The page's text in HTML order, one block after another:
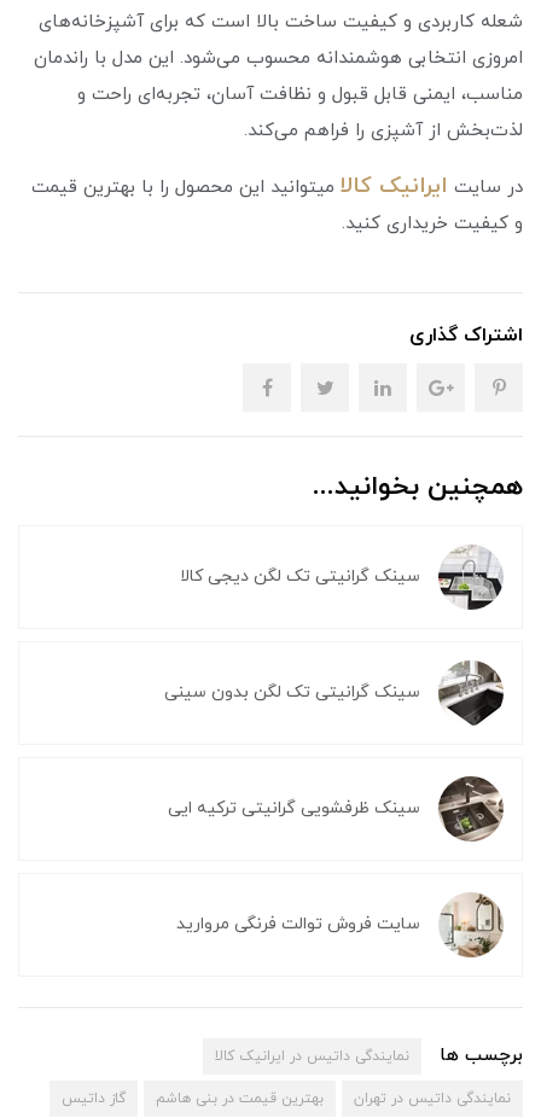
شعله کاربردی و کیفیت ساخت بالا است که برای آشپزخانه‌های
امروزی انتخابی هوشمندانه محسوب می‌شود. این مدل با راندمان
مناسب، ایمنی قابل قبول و نظافت آسان، تجربه‌ای راحت و
لذت‌بخش از آشپزی را فراهم می‌کند.
در سایت ایرانیک کالا میتوانید این محصول را با بهترین قیمت
و کیفیت خریداری کنید.
اشتراک گذاری
همچنین بخوانید...
سینک گرانیتی تک لگن دیجی کالا
سینک گرانیتی تک لگن بدون سینی
سینک ظرفشویی گرانیتی ترکیه ایی
سایت فروش توالت فرنگی مروارید
برچسب ها نمایندگی داتیس در ایرانیک کالا
نمایندگی داتیس در تهران بهترین قیمت در بنی هاشم گاز داتیس